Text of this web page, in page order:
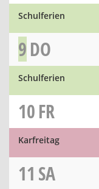
Schulferien
9DO
Schulferien
10FR
Karfreitag
11 SA